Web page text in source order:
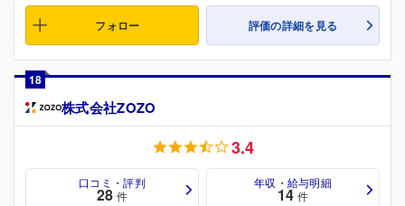
フォロー 評価の詳細を見る
18
株式会社ZOZO
3.4
口コミ・評判
28 件
年収・給与明細
14 件